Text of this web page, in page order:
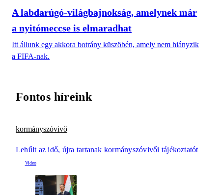
A labdarúgó-világbajnokság, amelynek már
a nyitómeccse is elmaradhat
Itt állunk egy akkora botrány küszöbén, amely nem hiányzik
a FIFA-nak.
Fontos híreink
kormányszóvivő
Lehűlt az idő, újra tartanak kormányszóvivői tájékoztatót